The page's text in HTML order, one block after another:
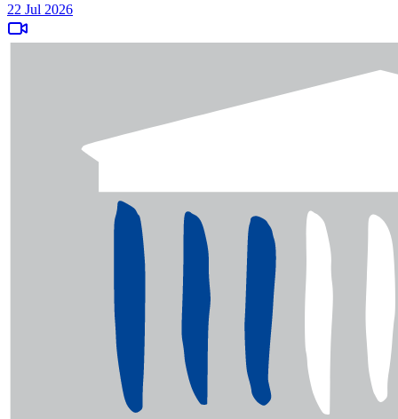
22 Jul 2026